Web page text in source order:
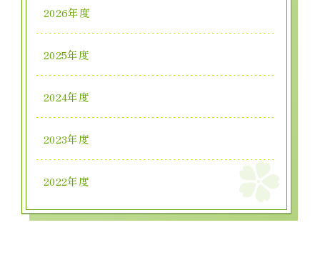
2026年度
2025年度
2024年度
2023年度
2022年度